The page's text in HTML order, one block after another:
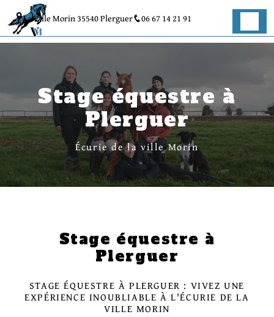
La Ville Morin 35540 Plerguer 06 67 14 21 91
Stage équestre à
Plerguer
Écurie de la ville Morin
Stage équestre à
Plerguer
STAGE ÉQUESTRE À PLERGUER : VIVEZ UNE
EXPÉRIENCE INOUBLIABLE À L'ÉCURIE DE LA
VILLE MORIN
Panneau de gestion des cookies